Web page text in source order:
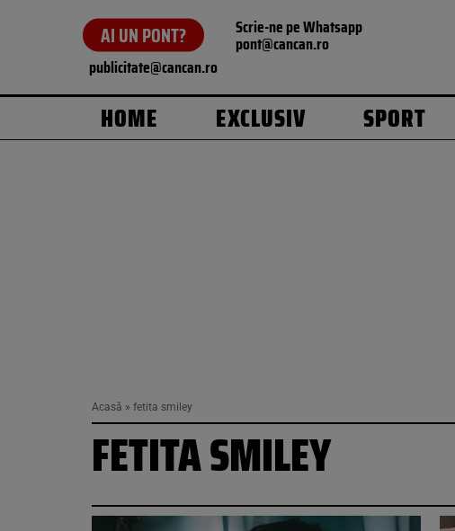
AI UN PONT? Scrie-ne pe Whatsapp
pont@cancan.ro
publicitate@cancan.ro
HOME EXCLUSIV SPORT
Acasă » fetita smiley
FETITA SMILEY